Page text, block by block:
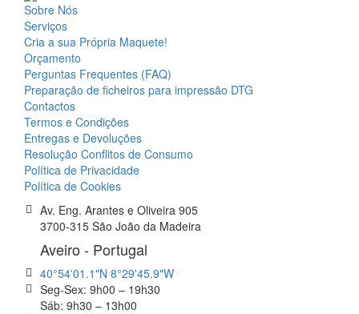
Sobre Nós
Serviços
Cria a sua Própria Maquete!
Orçamento
Perguntas Frequentes (FAQ)
Preparação de ficheiros para impressão DTG
Contactos
Termos e Condições
Entregas e Devoluções
Resolução Conflitos de Consumo
Política de Privacidade
Política de Cookies
Av. Eng. Arantes e Oliveira 905
3700-315 São João da Madeira
Aveiro - Portugal
40°54'01.1"N 8°29'45.9"W
Seg-Sex: 9h00 – 19h30
Sáb: 9h30 – 13h00